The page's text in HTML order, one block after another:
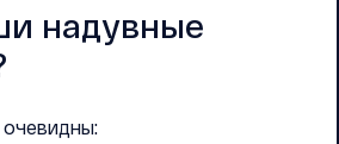
надувные